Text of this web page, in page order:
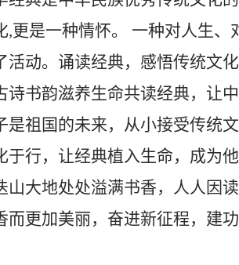
,更是一种情怀。 一种对人生
活动。诵读经典，感悟传统文
诗书韵滋养生命共读经典，让
是祖国的未来，从小接受传统
于行，让经典植入生命，成为
山大地处处溢满书香，人人因
而更加美丽，奋进新征程，建功